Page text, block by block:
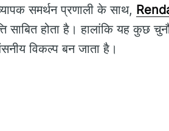
समर्थन प्रणाली के साथ,
साबित होता है। हालांकि यह कुछ
विकल्प बन जाता है।